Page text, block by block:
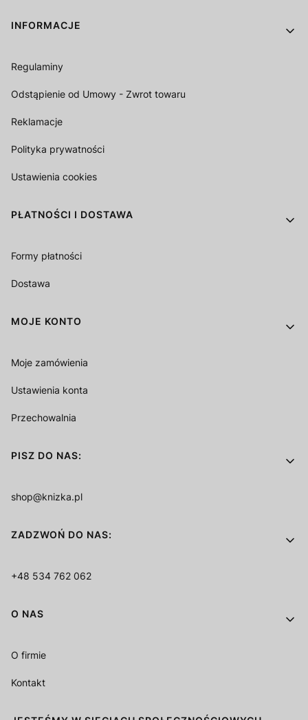
Linki w stopce
INFORMACJE
Regulaminy
Odstąpienie od Umowy - Zwrot towaru
Reklamacje
Polityka prywatności
Ustawienia cookies
PŁATNOŚCI I DOSTAWA
Formy płatności
Dostawa
MOJE KONTO
Moje zamówienia
Ustawienia konta
Przechowalnia
PISZ DO NAS:
shop@knizka.pl
ZADZWOŃ DO NAS:
+48 534 762 062
O NAS
O firmie
Kontakt